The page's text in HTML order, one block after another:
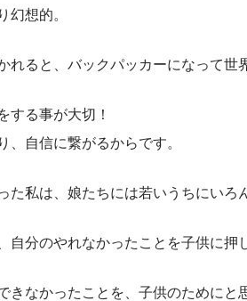
幻想的。
れると、バックパッカーになって世
する事が大切！
、自信に繋がるからです。
た私は、娘たちには若いうちにい
分のやれなかったことを子供に押
きなかったことを、子供のために